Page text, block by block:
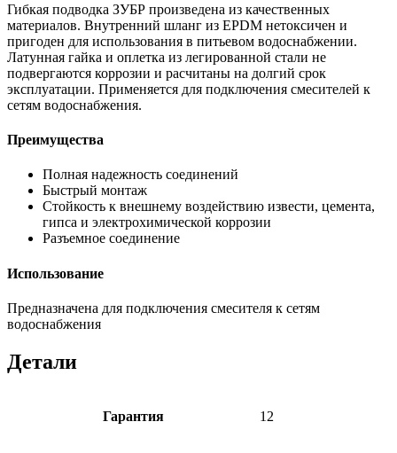
Гибкая подводка ЗУБР произведена из качественных
материалов. Внутренний шланг из EPDM нетоксичен и
пригоден для использования в питьевом водоснабжении.
Латунная гайка и оплетка из легированной стали не
подвергаются коррозии и расчитаны на долгий срок
эксплуатации. Применяется для подключения смесителей к
сетям водоснабжения.
Преимущества
Полная надежность соединений
Быстрый монтаж
Стойкость к внешнему воздействию извести, цемента,
гипса и электрохимической коррозии
Разъемное соединение
Использование
Предназначена для подключения смесителя к сетям
водоснабжения
Детали
Гарантия 12